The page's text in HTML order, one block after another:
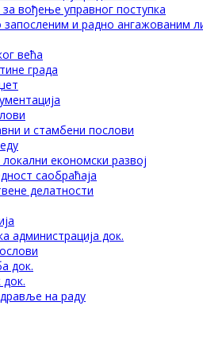
вођење управног поступка
и радно ангажованим
већа
града
и стамбени послови
локални економски развој
саобраћаја
делатности
администрација док.
док.
док.
на раду